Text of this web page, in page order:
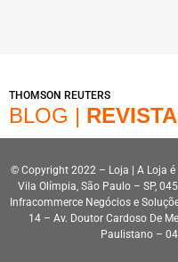
THOMSON REUTERS
BLOG |
© Copyright 2022 – Loja | A Loja é
Vila Olímpia, São Paulo – SP,
Infracommerce Negócios e
14 – Av. Doutor Cardoso De
Paulistano –